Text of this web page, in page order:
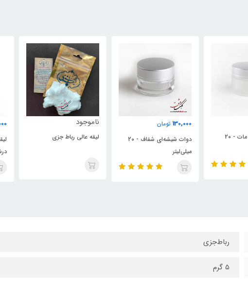
ناموجود
لیقه عالی رباط جزی
60,000
لیقه ابریشم طبیعی بافت
رباط‌جزی
5 گرم